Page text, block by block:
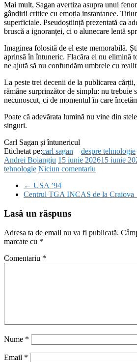
Mai mult, Sagan avertiza asupra unui
gândirii critice cu emoția instantanee.
superficiale. Pseudoștiință prezentată ca
bruscă a ignoranței, ci o alunecare lentă
Imaginea folosită de el este memorabilă.
aprinsă în întuneric. Flacăra ei nu elimină
ne ajută să nu confundăm umbrele cu
La peste trei decenii de la publicarea
rămâne surprinzător de simplu: nu trebuie
necunoscut, ci de momentul în care
Poate că adevărata lumină nu vine din
singuri.
Carl Sagan și întunericul
Etichetat pe:carl sagan despre tehnologie
Andrei Boiangiu 15 iunie 202615 iunie
tehnologie Niciun comentariu
← USA ’94
Centrul TGA INCAS de la Craiova
Lasă un răspuns
Adresa ta de email nu va fi publicată.
marcate cu *
Comentariu *
Nume *
Email *